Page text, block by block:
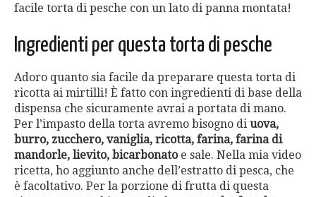
facile torta di pesche con un lato di panna montata!
Ingredienti per questa torta di pesche
Adoro quanto sia facile da preparare questa torta di
ricotta ai mirtilli! È fatto con ingredienti di base della
dispensa che sicuramente avrai a portata di mano.
Per l’impasto della torta avremo bisogno di uova,
burro, zucchero, vaniglia, ricotta, farina, farina di
mandorle, lievito, bicarbonato e sale. Nella mia video
ricetta, ho aggiunto anche dell’estratto di pesca, che
è facoltativo. Per la porzione di frutta di questa